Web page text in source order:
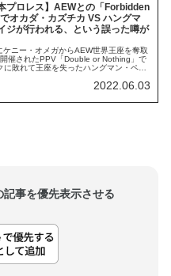
本プロレス】AEWとの「Forbidden
オカダ・カズチカ VS ハングマ
ジが行われる、という誤った噂が
ケニー・オメガからAEW世界王座を奪取
開催されたPPV「Double or Nothing」で
に敗れて王座を失ったハングマン・ペイ
的な支持を得てチャンピオンへ駆け上が
在となりました。団体の生え抜きとし
2022.06.03
事を優先表示させる